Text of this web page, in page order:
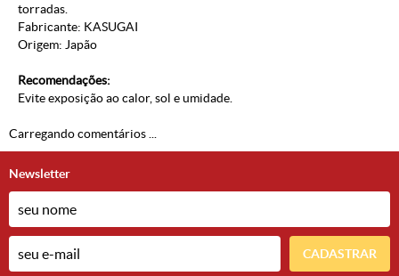
torradas.
Fabricante: KASUGAI
Origem: Japão
Recomendações:
Evite exposição ao calor, sol e umidade.
Carregando comentários ...
Newsletter
CADASTRAR